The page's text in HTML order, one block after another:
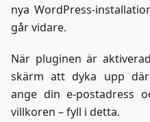
nya WordPress-
går vidare.
När pluginen är
skärm att dyka upp
ange din e-postadress
villkoren – fyll i detta.